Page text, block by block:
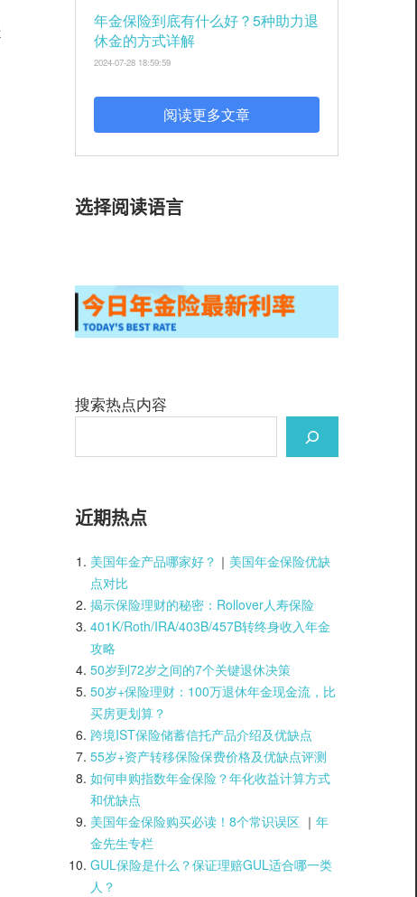
年金保险到底有什么好？5种助力退
休金的方式详解
2024-07-28 18:59:59
阅读更多文章
选择阅读语言
搜索热点内容
近期热点
美国年金产品哪家好？ ｜ 美国年金保险优缺
点对比
揭示保险理财的秘密：Rollover人寿保险
401K/Roth/IRA/403B/457B转终身收入年金
攻略
50岁到72岁之间的7个关键退休决策
50岁+保险理财：100万退休年金现金流，比
买房更划算？
跨境IST保险储蓄信托产品介绍及优缺点
55岁+资产转移保险保费价格及优缺点评测
如何申购指数年金保险？年化收益计算方式
和优缺点
美国年金保险购买必读！8个常识误区 ｜ 年
金先生专栏
GUL保险是什么？保证理赔GUL适合哪一类
人？